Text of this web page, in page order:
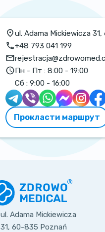
ul. Adama Mickiewicza
+48 793 041 199
Пн - Пт :8:00 - 19:00
Сб :9:00 - 16:00
Прокласти маршрут
ul. Adama Mickiewicza
31, 60-835 Poznań